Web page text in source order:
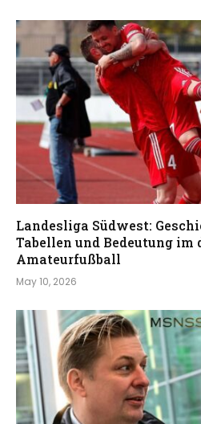
Landesliga Südwest:
Tabellen und Bedeutung im
Amateurfußball
May 10, 2026